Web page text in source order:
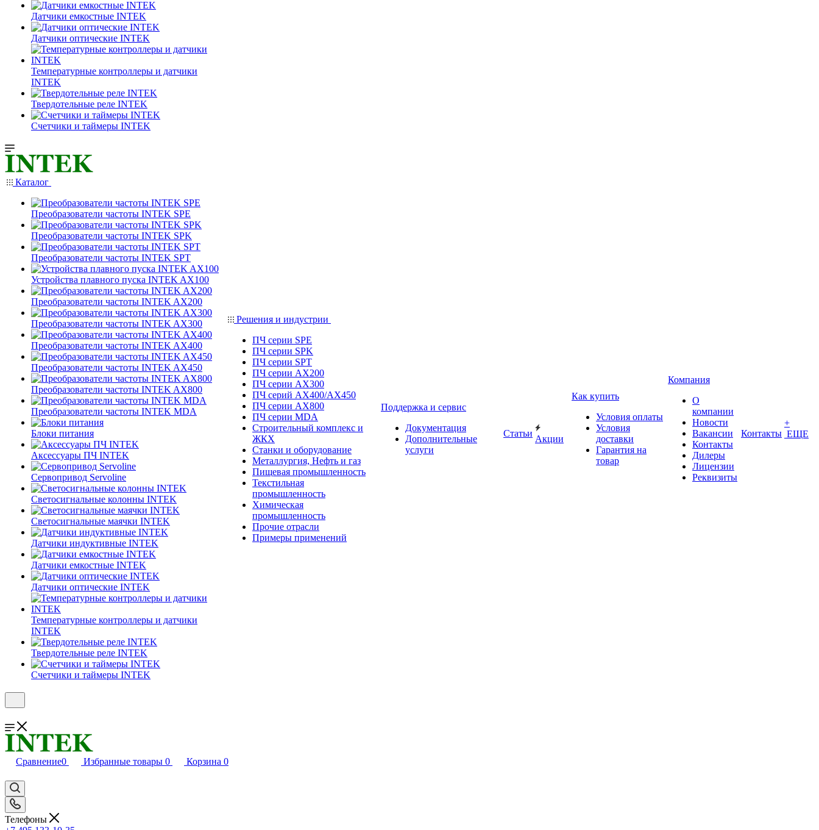
Датчики емкостные INTEK
Датчики оптические INTEK
Температурные контроллеры и датчики
INTEK
Твердотельные реле INTEK
Счетчики и таймеры INTEK
Каталог
Преобразователи частоты INTEK SPE
Преобразователи частоты INTEK SPK
Преобразователи частоты INTEK SPT
Устройства плавного пуска INTEK AX100
Преобразователи частоты INTEK AX200
Преобразователи частоты INTEK AX300
Преобразователи частоты INTEK AX400
Преобразователи частоты INTEK AX450
Преобразователи частоты INTEK AX800
Преобразователи частоты INTEK MDA
Блоки питания
Аксессуары ПЧ INTEK
Сервопривод Servoline
Светосигнальные колонны INTEK
Светосигнальные маячки INTEK
Датчики индуктивные INTEK
Датчики емкостные INTEK
Датчики оптические INTEK
Температурные контроллеры и датчики
INTEK
Твердотельные реле INTEK
Счетчики и таймеры INTEK
Решения и индустрии
ПЧ серии SPE
ПЧ серии SPK
ПЧ серии SPT
ПЧ серии AX200
ПЧ серии AX300
ПЧ серий AX400/AX450
ПЧ серии AX800
ПЧ серии MDA
Строительный комплекс и
ЖКХ
Станки и оборудование
Металлургия, Нефть и газ
Пищевая промышленность
Текстильная
промышленность
Химическая
промышленность
Прочие отрасли
Примеры применений
Поддержка и сервис
Документация
Дополнительные
услуги
Статьи
Акции
Как купить
Условия оплаты
Условия
доставки
Гарантия на
товар
Компания
О
компании
Новости
Вакансии
Контакты
Дилеры
Лицензии
Реквизиты
Контакты
+
ЕЩЕ
Сравнение0 Избранные товары 0 Корзина 0
Телефоны